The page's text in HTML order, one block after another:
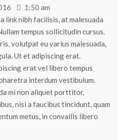
1:50 am
link nibh facilisis, at malesuada
tempus sollicitudin cursus.
volutpat eu varius malesuada,
Ut et adipiscing erat.
erat vel libero tempus
interdum vestibulum.
mi non aliquet porttitor.
nisi a faucibus tincidunt, quam
metus, in convallis libero